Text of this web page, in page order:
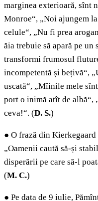
marginea exterioară, sînt
Monroe“, „Noi ajungem
celule“, „Nu fi prea
ăia trebuie să apară pe un
transformi frumosul
incompetentă și bețivă“,
uscată“, „Mîinile mele
port o inimă atît de
ceva!“. (D. S.)
● O frază din
„Oamenii caută să-și
disperării pe care să-l
(M. C.)
● Pe data de 9 iulie,